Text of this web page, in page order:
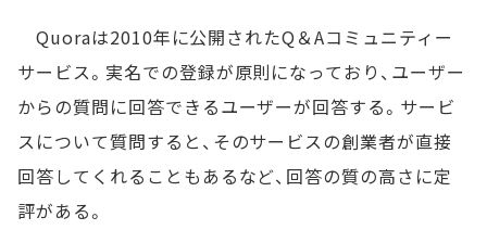
Quoraは2010年に公開されたQ＆Aコミュニティー
サービス。実名での登録が原則になっており、ユーザー
からの質問に回答できるユーザーが回答する。サービ
スについて質問すると、そのサービスの創業者が直接
回答してくれることもあるなど、回答の質の高さに定
評がある。